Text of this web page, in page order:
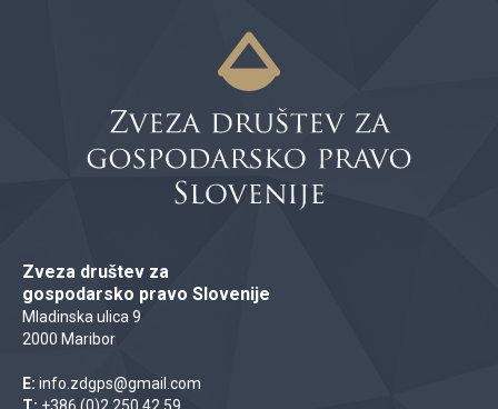
Zveza društev za
gospodarsko pravo Slovenije
Mladinska ulica 9
2000 Maribor
E: info.zdgps@gmail.com
T: +386 (0)2 250 42 59